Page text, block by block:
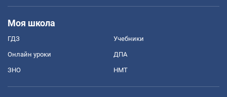
Моя школа
ГДЗ Учебники
Онлайн уроки ДПА
ЗНО НМТ